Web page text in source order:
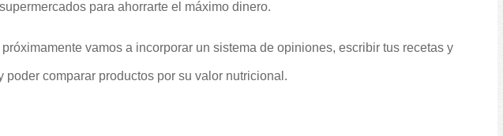
para ahorrarte el máximo dinero.
vamos a incorporar un sistema de opiniones, escribir tus recetas y
poder comparar productos por su valor nutricional.